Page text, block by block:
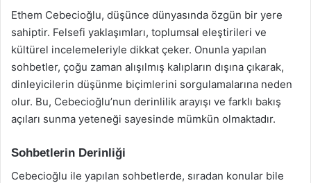
Ethem Cebecioğlu, düşünce dünyasında özgün bir yere
sahiptir. Felsefi yaklaşımları, toplumsal eleştirileri ve
kültürel incelemeleriyle dikkat çeker. Onunla yapılan
sohbetler, çoğu zaman alışılmış kalıpların dışına çıkarak,
dinleyicilerin düşünme biçimlerini sorgulamalarına neden
olur. Bu, Cebecioğlu’nun derinlilik arayışı ve farklı bakış
açıları sunma yeteneği sayesinde mümkün olmaktadır.
Sohbetlerin Derinliği
Cebecioğlu ile yapılan sohbetlerde, sıradan konular bile